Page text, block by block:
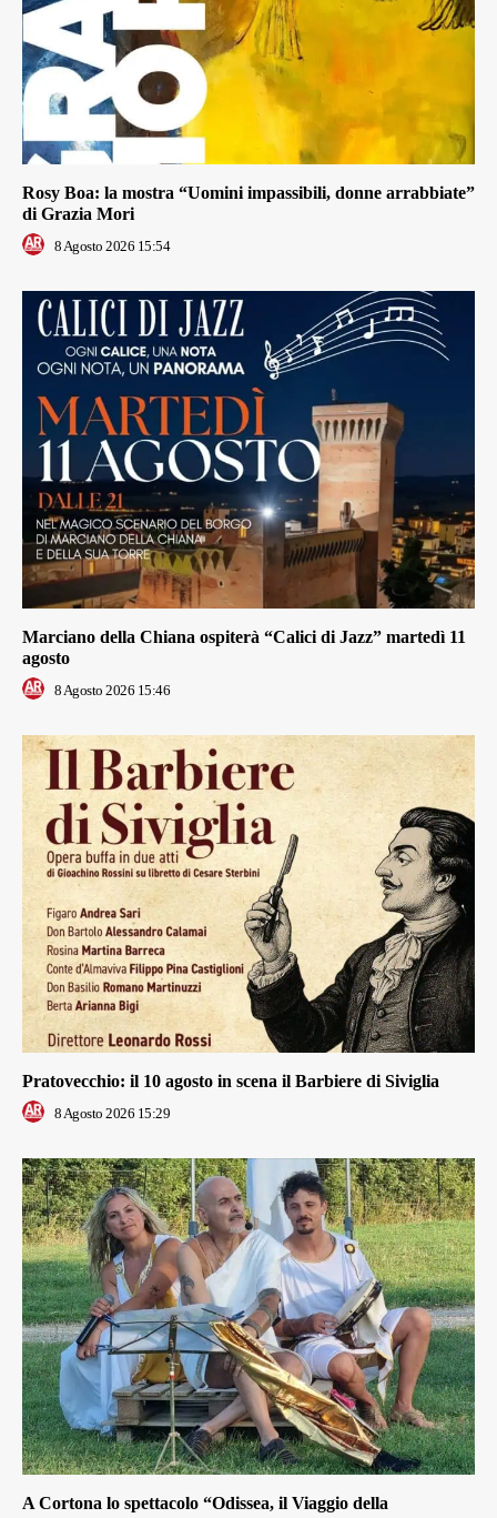
Rosy Boa: la mostra “Uomini impassibili, donne arrabbiate”
di Grazia Mori
8 Agosto 2026 15:54
Marciano della Chiana ospiterà “Calici di Jazz” martedì 11
agosto
8 Agosto 2026 15:46
Pratovecchio: il 10 agosto in scena il Barbiere di Siviglia
8 Agosto 2026 15:29
A Cortona lo spettacolo “Odissea, il Viaggio della